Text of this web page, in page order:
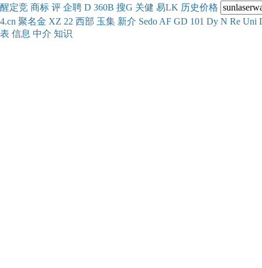
醒定竞 商标 评 企聘 D 360B 搜G 关健 易LK 历史价格
4.cn 聚名金 XZ 22 西部 玉集 新介 Sedo AF GD 101 Dy N Re Uni
表 信息 中介 知识